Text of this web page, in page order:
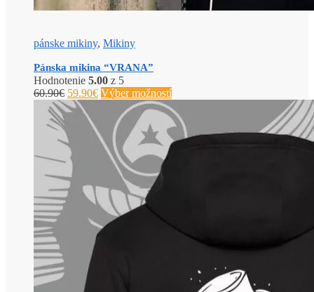
pánske mikiny, Mikiny
Pánska mikina “VRANA”
Hodnotenie 5.00 z 5
60.90€ 59.90€ Výber možností